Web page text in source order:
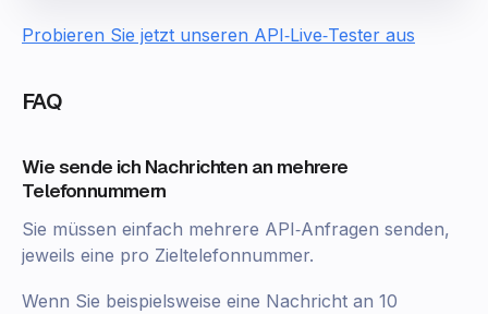
Probieren Sie jetzt unseren API‑Live‑Tester aus
FAQ
Wie sende ich Nachrichten an mehrere
Telefonnummern
Sie müssen einfach mehrere API‑Anfragen senden,
jeweils eine pro Zieltelefonnummer.
Wenn Sie beispielsweise eine Nachricht an 10